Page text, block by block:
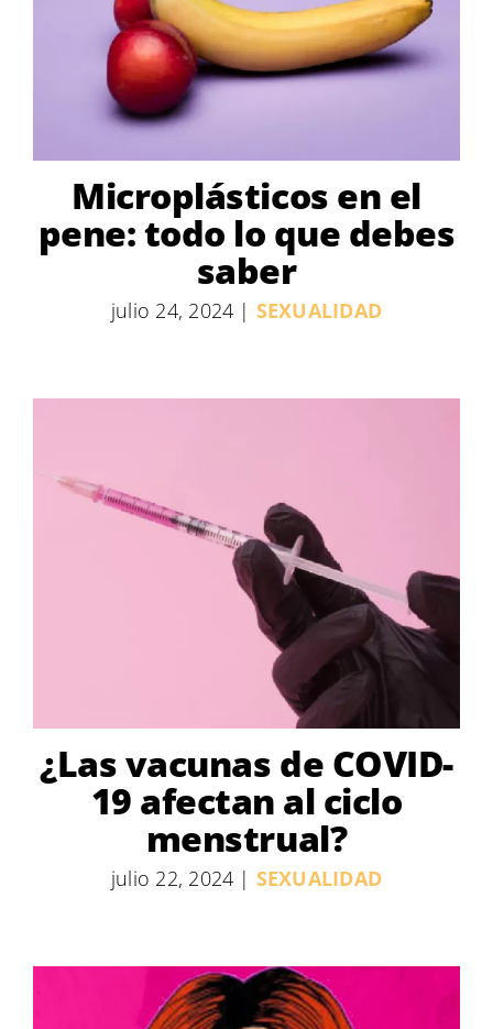
Microplásticos en el
pene: todo lo que debes
saber
julio 24, 2024 | SEXUALIDAD
¿Las vacunas de COVID-
19 afectan al ciclo
menstrual?
julio 22, 2024 | SEXUALIDAD